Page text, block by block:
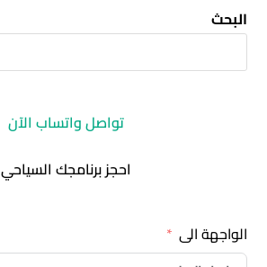
البحث
تواصل واتساب الآن
احجز برنامجك السياحي
الواجهة الى